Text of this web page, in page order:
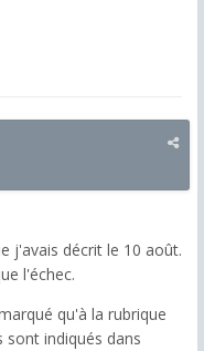
j'avais décrit le 10 août.
l'échec.
qu'à la rubrique
sont indiqués dans